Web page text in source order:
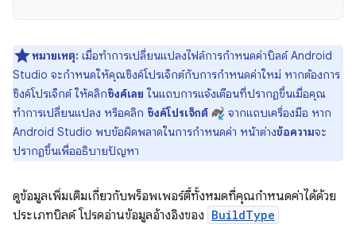
หมายเหตุ: เมื่อทำการเปลี่ยนแปลงไฟล์การกำหนดค่าบิลด์ Android
Studio จะกำหนดให้คุณซิงค์โปรเจ็กต์กับการกำหนดค่าใหม่ หากต้องการ
ซิงค์โปรเจ็กต์ ให้คลิกซิงค์เลย ในแถบการแจ้งเตือนที่ปรากฏขึ้นเมื่อคุณ
ทำการเปลี่ยนแปลง หรือคลิก ซิงค์โปรเจ็กต์
จากแถบเครื่องมือ หาก
Android Studio พบข้อผิดพลาดในการกำหนดค่า หน้าต่างข้อความจะ
ปรากฏขึ้นเพื่ออธิบายปัญหา
ดูข้อมูลเพิ่มเติมเกี่ยวกับพร็อพเพอร์ตี้ทั้งหมดที่คุณกําหนดค่าได้ด้วย
ประเภทบิลด์ โปรดอ่านข้อมูลอ้างอิงของ BuildType